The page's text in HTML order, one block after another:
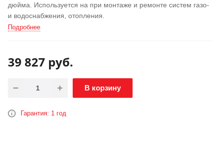
дюйма. Используется на при монтаже и ремонте систем газо-
и водоснабжения, отопления.
Подробнее
39 827 руб.
В корзину
Гарантия: 1 год